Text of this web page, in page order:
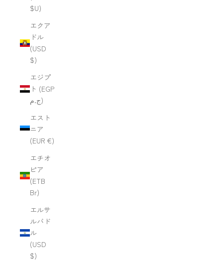
$U)
エクア
ドル
(USD
$)
エジプ
ト (EGP
ج.م)
エスト
ニア
(EUR €)
エチオ
ピア
(ETB
Br)
エルサ
ルバド
ル
(USD
$)